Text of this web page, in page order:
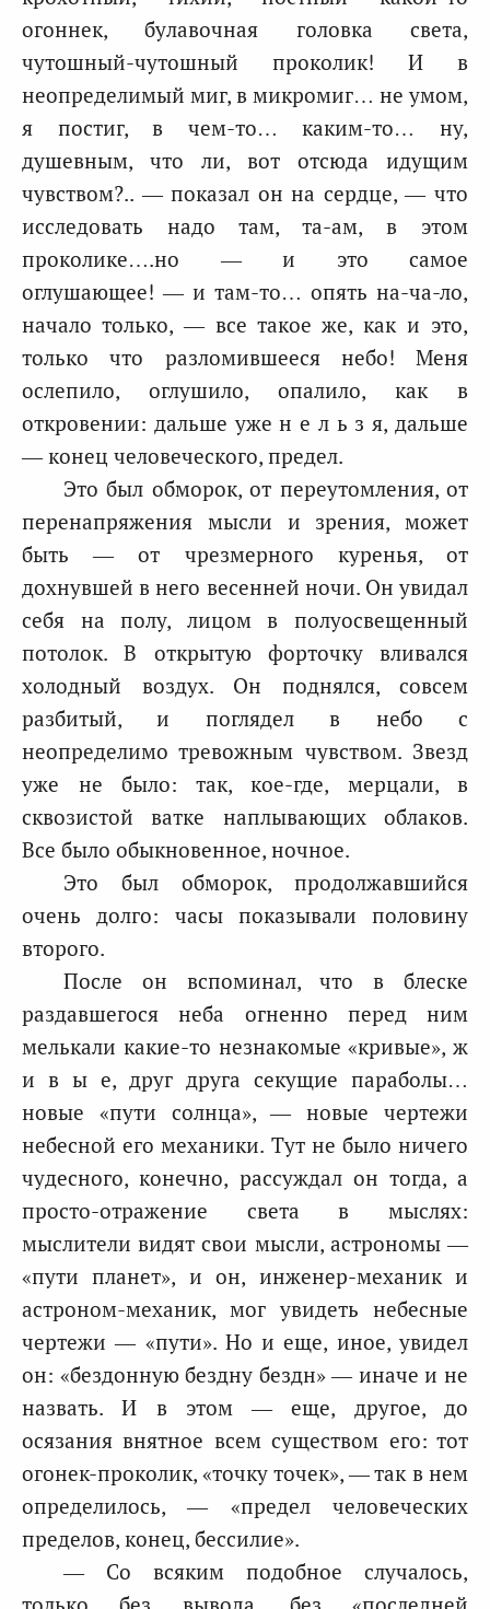
огоннек, булавочная головка света,
чутошный-чутошный проколик! И в
неопределимый миг, в микромиг… не умом,
я постиг, в чем-то… каким-то… ну,
душевным, что ли, вот отсюда идущим
чувством?.. — показал он на сердце, — что
исследовать надо там, та-ам, в этом
проколике….но — и это самое
оглушающее! — и там-то… опять на-ча-ло,
начало только, — все такое же, как и это,
только что разломившееся небо! Меня
ослепило, оглушило, опалило, как в
откровении: дальше уже н е л ь з я, дальше
— конец человеческого, предел.
Это был обморок, от переутомления, от
перенапряжения мысли и зрения, может
быть — от чрезмерного куренья, от
дохнувшей в него весенней ночи. Он увидал
себя на полу, лицом в полуосвещенный
потолок. В открытую форточку вливался
холодный воздух. Он поднялся, совсем
разбитый, и поглядел в небо с
неопределимо тревожным чувством. Звезд
уже не было: так, кое-где, мерцали, в
сквозистой ватке наплывающих облаков.
Все было обыкновенное, ночное.
Это был обморок, продолжавшийся
очень долго: часы показывали половину
второго.
После он вспоминал, что в блеске
раздавшегося неба огненно перед ним
мелькали какие-то незнакомые «кривые», ж
и в ы е, друг друга секущие параболы…
новые «пути солнца», — новые чертежи
небесной его механики. Тут не было ничего
чудесного, конечно, рассуждал он тогда, а
просто-отражение света в мыслях:
мыслители видят свои мысли, астрономы —
«пути планет», и он, инженер-механик и
астроном-механик, мог увидеть небесные
чертежи — «пути». Но и еще, иное, увидел
он: «бездонную бездну бездн» — иначе и не
назвать. И в этом — еще, другое, до
осязания внятное всем существом его: тот
огонек-проколик, «точку точек», — так в нем
определилось, — «предел человеческих
пределов, конец, бессилие».
— Со всяким подобное случалось,